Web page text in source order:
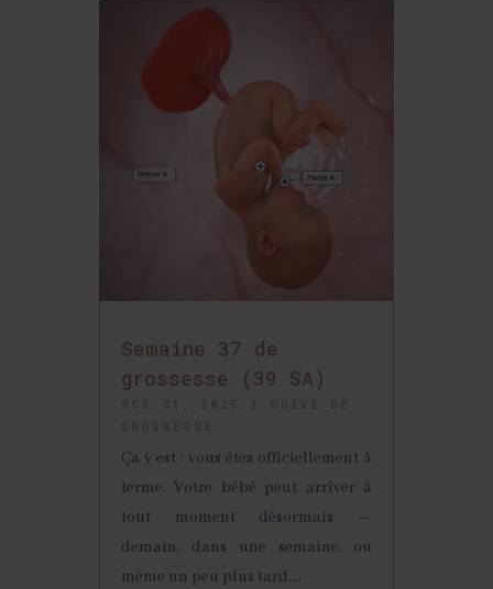
Semaine 37 de
grossesse (39 SA)
Ça y est : vous êtes officiellement à
terme. Votre bébé peut arriver à
tout moment désormais —
demain, dans une semaine, ou
même un peu plus tard....